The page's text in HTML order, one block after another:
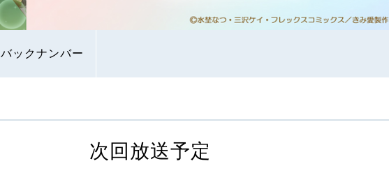
バックナンバー
次回放送予定